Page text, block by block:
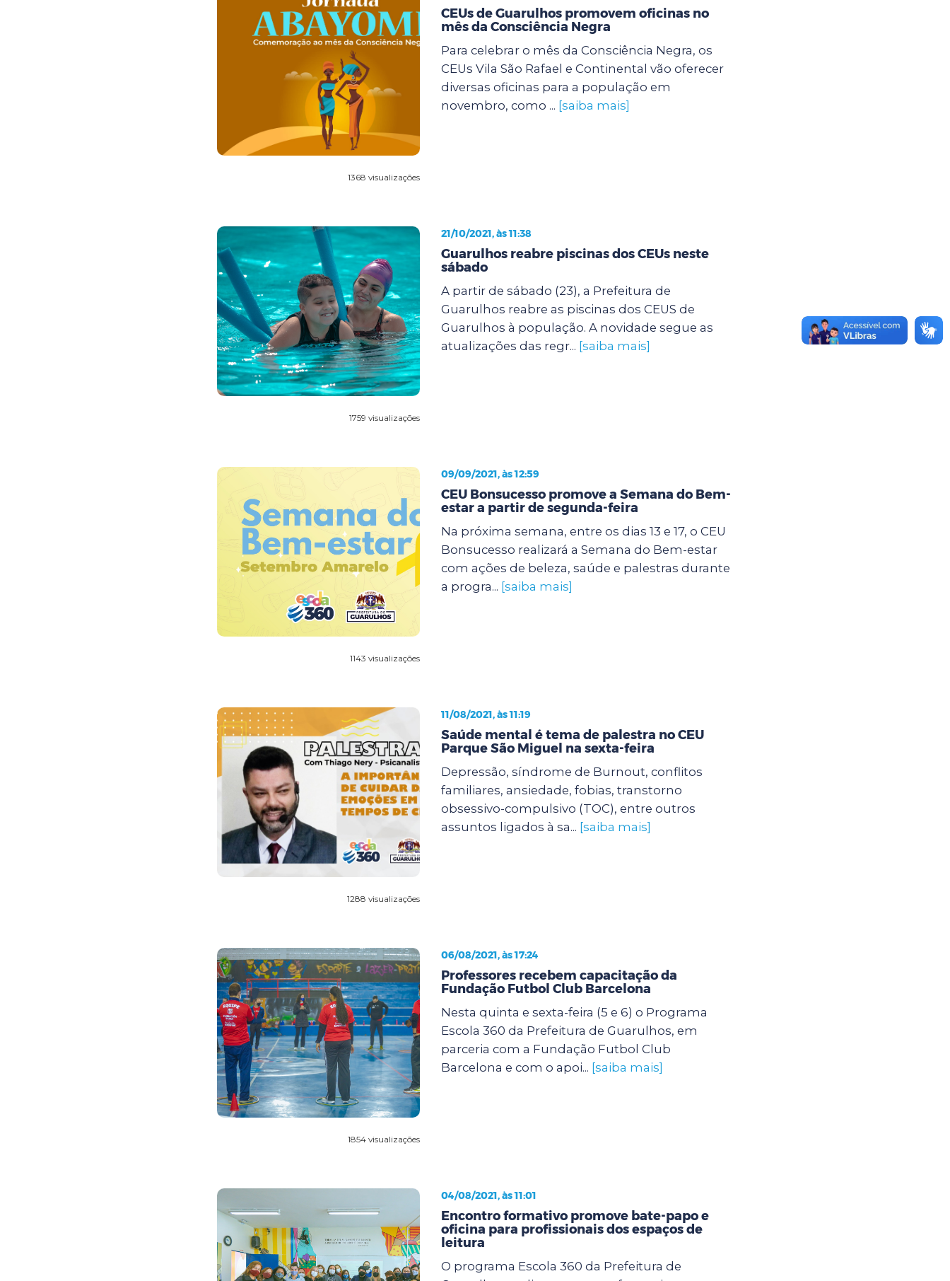
1368 visualizações
CEUs de Guarulhos promovem oficinas no
mês da Consciência Negra
Para celebrar o mês da Consciência Negra, os
CEUs Vila São Rafael e Continental vão oferecer
diversas oficinas para a população em
novembro, como ... [saiba mais]
1759 visualizações
21/10/2021, às 11:38
Guarulhos reabre piscinas dos CEUs neste
sábado
A partir de sábado (23), a Prefeitura de
Guarulhos reabre as piscinas dos CEUS de
Guarulhos à população. A novidade segue as
atualizações das regr... [saiba mais]
1143 visualizações
09/09/2021, às 12:59
CEU Bonsucesso promove a Semana do Bem-
estar a partir de segunda-feira
Na próxima semana, entre os dias 13 e 17, o CEU
Bonsucesso realizará a Semana do Bem-estar
com ações de beleza, saúde e palestras durante
a progra... [saiba mais]
1288 visualizações
11/08/2021, às 11:19
Saúde mental é tema de palestra no CEU
Parque São Miguel na sexta-feira
Depressão, síndrome de Burnout, conflitos
familiares, ansiedade, fobias, transtorno
obsessivo-compulsivo (TOC), entre outros
assuntos ligados à sa... [saiba mais]
1854 visualizações
06/08/2021, às 17:24
Professores recebem capacitação da
Fundação Futbol Club Barcelona
Nesta quinta e sexta-feira (5 e 6) o Programa
Escola 360 da Prefeitura de Guarulhos, em
parceria com a Fundação Futbol Club
Barcelona e com o apoi... [saiba mais]
04/08/2021, às 11:01
Encontro formativo promove bate-papo e
oficina para profissionais dos espaços de
leitura
O programa Escola 360 da Prefeitura de